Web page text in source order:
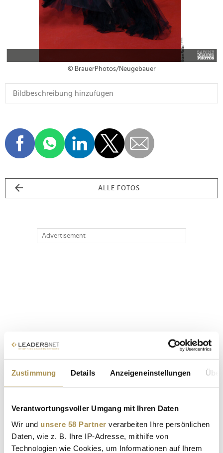
Zustimmung Details Anzeigeneinstellungen
Verantwortungsvoller Umgang mit Ihren Daten
Wir und unsere 58 Partner verarbeiten Ihre persönlichen
Daten, wie z. B. Ihre IP-Adresse, mithilfe von
Technologien wie Cookies, um Informationen auf Ihrem
© BrauerPhotos/Neugebauer
ALLE FOTOS
Advertisement